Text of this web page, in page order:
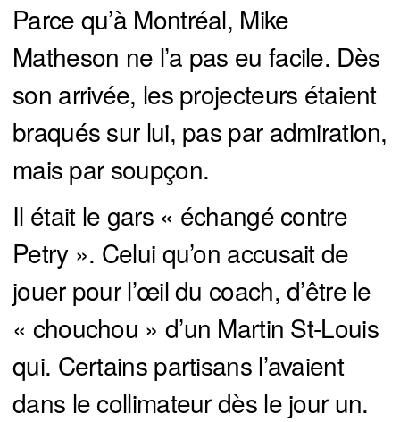
Parce qu’à Montréal, Mike
Matheson ne l’a pas eu facile. Dès
son arrivée, les projecteurs étaient
braqués sur lui, pas par admiration,
mais par soupçon.
Il était le gars « échangé contre
Petry ». Celui qu’on accusait de
jouer pour l’œil du coach, d’être le
« chouchou » d’un Martin St-Louis
qui. Certains partisans l’avaient
dans le collimateur dès le jour un.